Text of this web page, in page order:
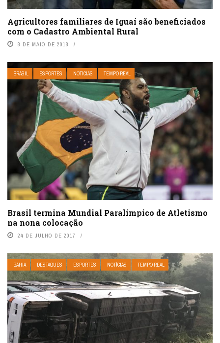
Agricultores familiares de Iguaí são beneficiados
com o Cadastro Ambiental Rural
8 DE MAIO DE 2018
BRASIL ESPORTES NOTÍCIAS TEMPO REAL
Brasil termina Mundial Paralímpico de Atletismo
na nona colocação
24 DE JULHO DE 2017
BAHIA DESTAQUES ESPORTES NOTÍCIAS TEMPO REAL